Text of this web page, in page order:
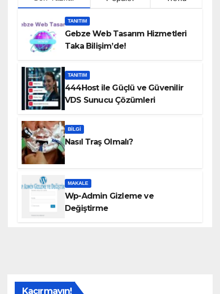
TANITIM
Gebze Web Tasarım Hizmetleri
Taka Bilişim’de!
TANITIM
444Host ile Güçlü ve Güvenilir
VDS Sunucu Çözümleri
BILGI
Nasıl Traş Olmalı?
MAKALE
Wp-Admin Gizleme ve
Değiştirme
Kaçırmayın!